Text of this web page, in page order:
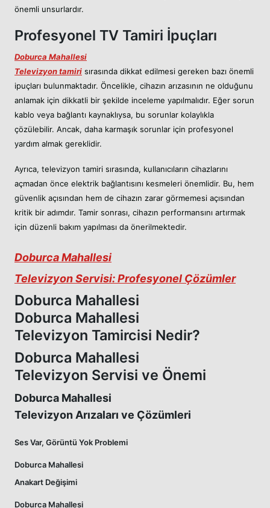
önemli unsurlardır.
Profesyonel TV Tamiri İpuçları
Doburca Mahallesi
Televizyon tamiri sırasında dikkat edilmesi gereken bazı önemli
ipuçları bulunmaktadır. Öncelikle, cihazın arızasının ne olduğunu
anlamak için dikkatli bir şekilde inceleme yapılmalıdır. Eğer sorun
kablo veya bağlantı kaynaklıysa, bu sorunlar kolaylıkla
çözülebilir. Ancak, daha karmaşık sorunlar için profesyonel
yardım almak gereklidir.
Ayrıca, televizyon tamiri sırasında, kullanıcıların cihazlarını
açmadan önce elektrik bağlantısını kesmeleri önemlidir. Bu, hem
güvenlik açısından hem de cihazın zarar görmemesi açısından
kritik bir adımdır. Tamir sonrası, cihazın performansını artırmak
için düzenli bakım yapılması da önerilmektedir.
Doburca Mahallesi
Televizyon Servisi: Profesyonel Çözümler
Doburca Mahallesi
Doburca Mahallesi
Televizyon Tamircisi Nedir?
Doburca Mahallesi
Televizyon Servisi ve Önemi
Doburca Mahallesi
Televizyon Arızaları ve Çözümleri
Ses Var, Görüntü Yok Problemi
Doburca Mahallesi
Anakart Değişimi
Doburca Mahallesi